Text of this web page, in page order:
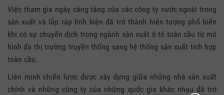
Việc tham gia ngày càng tăng của các công ty nước ngoài trong
sản xuất và lắp ráp linh kiện đã trở thành hiện tượng phổ biến
khi có sự chuyển dịch trong ngành sản xuất ô tô toàn cầu từ mô
hình đa thị trường truyền thống sang hệ thống sản xuất tích hợp
toàn cầu.
Liên minh chiến lược được xây dựng giữa những nhà sản xuất
chính và những công ty của những quốc gia khác nhau đã trở